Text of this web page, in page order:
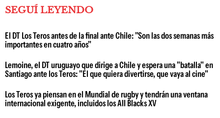
SEGUÍ LEYENDO
El DT Los Teros antes de la final ante Chile: "Son las dos semanas más
importantes en cuatro años"
Lemoine, el DT uruguayo que dirige a Chile y espera una "batalla" en
Santiago ante los Teros: "El que quiera divertirse, que vaya al cine"
Los Teros ya piensan en el Mundial de rugby y tendrán una ventana
internacional exigente, incluidos los All Blacks XV